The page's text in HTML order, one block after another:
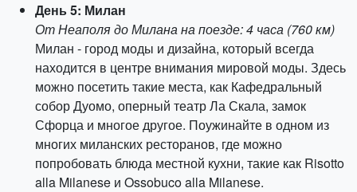
День 5: Милан
От Неаполя до Милана на поезде: 4 часа (760 км)
Милан - город моды и дизайна, который всегда
находится в центре внимания мировой моды. Здесь
можно посетить такие места, как Кафедральный
собор Дуомо, оперный театр Ла Скала, замок
Сфорца и многое другое. Поужинайте в одном из
многих миланских ресторанов, где можно
попробовать блюда местной кухни, такие как Risotto
alla Milanese и Ossobuco alla Milanese.